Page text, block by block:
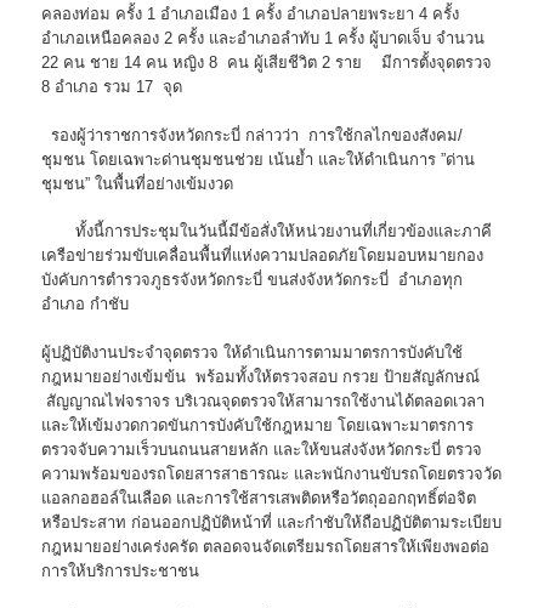
คลองท่อม ครั้ง 1 อำเภอเมือง 1 ครั้ง อำเภอปลายพระยา 4 ครั้ง
อำเภอเหนือคลอง 2 ครั้ง และอำเภอลำทับ 1 ครั้ง ผู้บาดเจ็บ จำนวน
22 คน ชาย 14 คน หญิง 8 คน ผู้เสียชีวิต 2 ราย มีการตั้งจุดตรวจ
8 อำเภอ รวม 17 จุด
รองผู้ว่าราชการจังหวัดกระบี่ กล่าวว่า การใช้กลไกของสังคม/
ชุมชน โดยเฉพาะด่านชุมชนช่วย เน้นย้ำ และให้ดำเนินการ ”ด่าน
ชุมชน” ในพื้นที่อย่างเข้มงวด
ทั้งนี้การประชุมในวันนี้มีข้อสั่งให้หน่วยงานที่เกี่ยวข้องและภาคี
เครือข่ายร่วมขับเคลื่อนพื้นที่แห่งความปลอดภัยโดยมอบหมายกอง
บังคับการตำรวจภูธรจังหวัดกระบี่ ขนส่งจังหวัดกระบี่ อำเภอทุก
อำเภอ กำชับ
ผู้ปฏิบัติงานประจำจุดตรวจ ให้ดำเนินการตามมาตรการบังคับใช้
กฎหมายอย่างเข้มข้น พร้อมทั้งให้ตรวจสอบ กรวย ป้ายสัญลักษณ์
สัญญาณไฟจราจร บริเวณจุดตรวจให้สามารถใช้งานได้ตลอดเวลา
และให้เข้มงวดกวดขันการบังคับใช้กฎหมาย โดยเฉพาะมาตรการ
ตรวจจับความเร็วบนถนนสายหลัก และให้ขนส่งจังหวัดกระบี่ ตรวจ
ความพร้อมของรถโดยสารสาธารณะ และพนักงานขับรถโดยตรวจวัด
แอลกอฮอล์ในเลือด และการใช้สารเสพติดหรือวัตถุออกฤทธิ์ต่อจิต
หรือประสาท ก่อนออกปฏิบัติหน้าที่ และกำชับให้ถือปฏิบัติตามระเบียบ
กฎหมายอย่างเคร่งครัด ตลอดจนจัดเตรียมรถโดยสารให้เพียงพอต่อ
การให้บริการประชาชน